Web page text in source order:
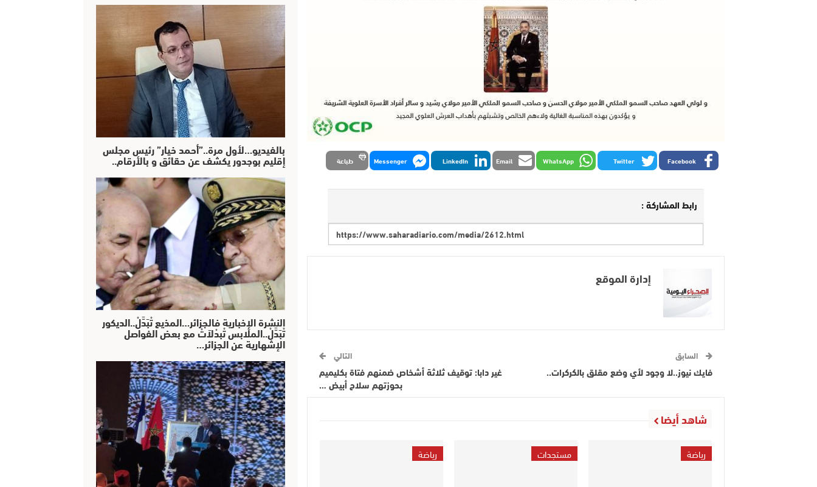
Facebook
Twitter
WhatsApp
Email
LinkedIn
Messenger طباعة
رابط المشاركة :
إدارة الموقع
السابق
فايك نيوز..لا وجود لأي وضع مقلق بالكركرات..
التالي
غير دابا: توقيف ثلاثة أشخاص ضمنهم فتاة بكليميم
بحوزتهم سلاح أبيض …
شاهد أيضا
رياضة مستجدات رياضة
بالفيديو…لأول مرة..”أحمد خيار” رئيس مجلس
إقليم بوجدور يكشف عن حقائق و بالأرقام..
النشرة الإخبارية فالجزائر…المذيع تْبَدَّلْ..الديكور
تْبَدَّلْ..الملابس تْبدْلاَتْ مع بعض الفواصل
الإشهارية عن الجزائر…